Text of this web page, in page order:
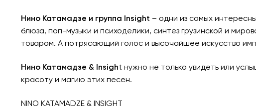
Нино Катамадзе и группа Insight – одни из самых
блюза, поп-музыки и психоделики, синтез грузинской и
товаром. А потрясающий голос и высочайшее искусство
Нино Катамадзе & Insight нужно не только увидеть или
красоту и магию этих песен.
NINO KATAMADZE & INSIGHT